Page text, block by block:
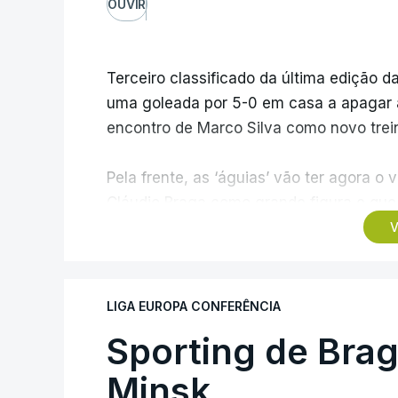
OUVIR
Terceiro classificado da última edição
uma goleada por 5-0 em casa a
encontro de Marco Silva como novo
Pela frente, as ‘águias’ vão ter agora
dos Campeões, depois de serem
Caso se qualifique, o Benfica vai
Azerbaijão, sendo que, em caso de
da Liga Conferência, encontrando os
LIGA EUROPA CONFERÊNCIA
Sporting de